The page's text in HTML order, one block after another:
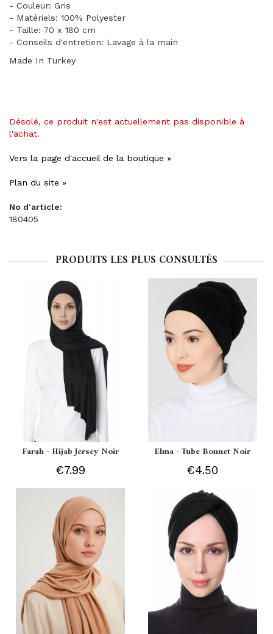
- Couleur: Gris
- Matériels: 100% Polyester
- Taille: 70 x 180 cm
- Conseils d'entretien: Lavage à la main
Made In Turkey
Désolé, ce produit n'est actuellement pas disponible à
l'achat.
Vers la page d'accueil de la boutique »
Plan du site »
No d'article:
180405
PRODUITS LES PLUS CONSULTÉS
Farah - Hijab Jersey Noir
€7.99
Elma - Tube Bonnet Noir
€4.50